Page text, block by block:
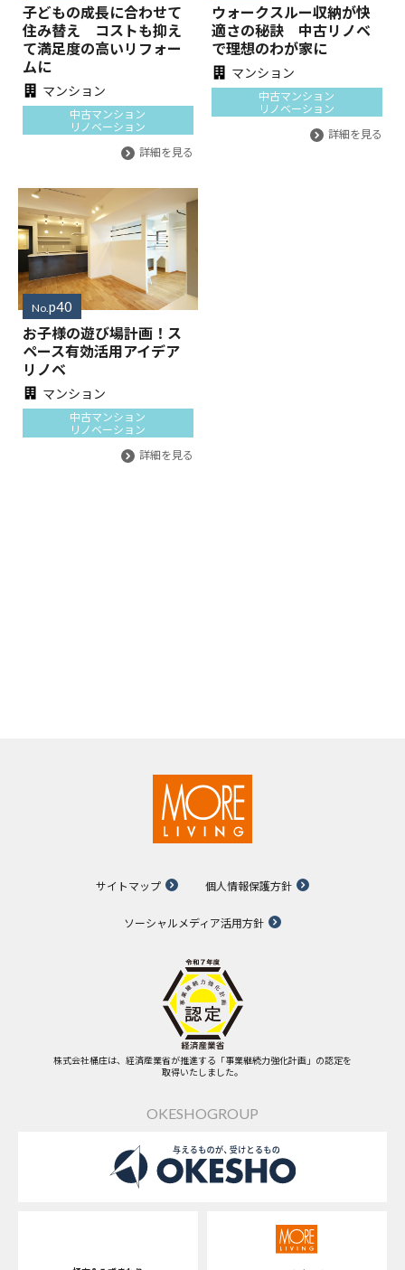
子どもの成長に合わせて
住み替え コストも抑え
て満足度の高いリフォー
ムに
マンション
中古マンション
リノベーション
詳細を見る
ウォークスルー収納が快
適さの秘訣 中古リノベ
で理想のわが家に
マンション
中古マンション
リノベーション
詳細を見る
No. p40
お子様の遊び場計画！ス
ペース有効活用アイデア
リノベ
マンション
中古マンション
リノベーション
詳細を見る
サイトマップ 個人情報保護方針
ソーシャルメディア活用方針
株式会社桶庄は、経済産業省が推進する「事業継続力強化計画」の認定を
取得いたしました。
OKESHOGROUP